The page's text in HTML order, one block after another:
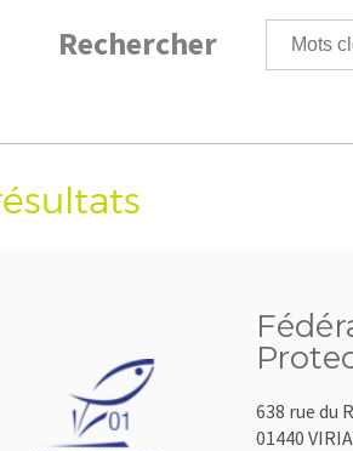
Rechercher
638 rue du
01440